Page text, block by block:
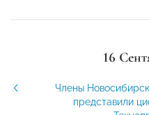
16
Члены
представили